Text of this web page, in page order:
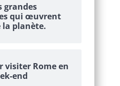
grandes
qui œuvrent
planète.
visiter Rome en
end